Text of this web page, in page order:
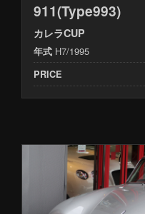
911(Type993)
カレラCUP
年式 H7/1995
PRICE